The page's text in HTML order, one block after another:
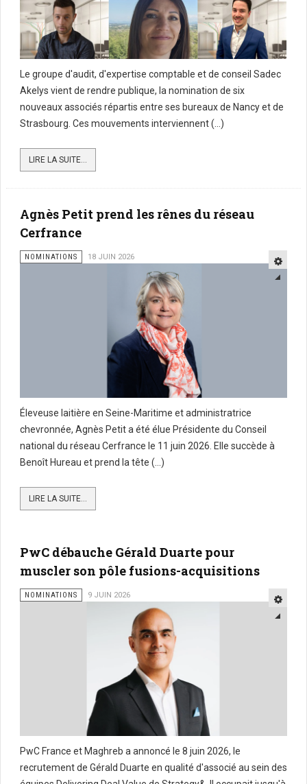
Le groupe d'audit, d'expertise comptable et de conseil Sadec
Akelys vient de rendre publique, la nomination de six
nouveaux associés répartis entre ses bureaux de Nancy et de
Strasbourg. Ces mouvements interviennent (...)
LIRE LA SUITE...
Agnès Petit prend les rênes du réseau
Cerfrance
NOMINATIONS 18 JUIN 2026
Éleveuse laitière en Seine-Maritime et administratrice
chevronnée, Agnès Petit a été élue Présidente du Conseil
national du réseau Cerfrance le 11 juin 2026. Elle succède à
Benoît Hureau et prend la tête (...)
LIRE LA SUITE...
PwC débauche Gérald Duarte pour
muscler son pôle fusions-acquisitions
NOMINATIONS 9 JUIN 2026
PwC France et Maghreb a annoncé le 8 juin 2026, le
recrutement de Gérald Duarte en qualité d'associé au sein des